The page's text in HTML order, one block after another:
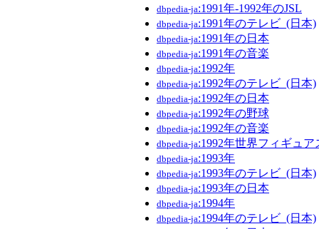
dbpedia-ja:1991年-1992年のJSL
dbpedia-ja:1991年のテレビ_(日本)
dbpedia-ja:1991年の日本
dbpedia-ja:1991年の音楽
dbpedia-ja:1992年
dbpedia-ja:1992年のテレビ_(日本)
dbpedia-ja:1992年の日本
dbpedia-ja:1992年の野球
dbpedia-ja:1992年の音楽
dbpedia-ja:1992年世界フィギュ
dbpedia-ja:1993年
dbpedia-ja:1993年のテレビ_(日本)
dbpedia-ja:1993年の日本
dbpedia-ja:1994年
dbpedia-ja:1994年のテレビ_(日本)